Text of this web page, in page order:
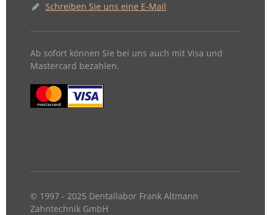
Schreiben Sie uns eine E-Mail
Ab sofort können Sie bei uns auch mit Visa und
Mastercard bezahlen.
© 1997 - 2025 Dentallabor Frank Altmann
Zahntechnik GmbH